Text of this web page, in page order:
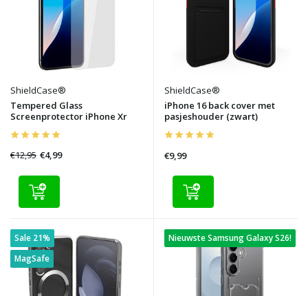
ShieldCase®
Tempered Glass
Screenprotector iPhone Xr
€12,95 €4,99
ShieldCase®
iPhone 16 back cover met
pasjeshouder (zwart)
€9,99
Sale 21%
MagSafe
Nieuwste Samsung Galaxy S26!